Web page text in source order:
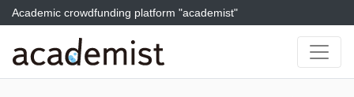
Academic crowdfunding platform "academist"